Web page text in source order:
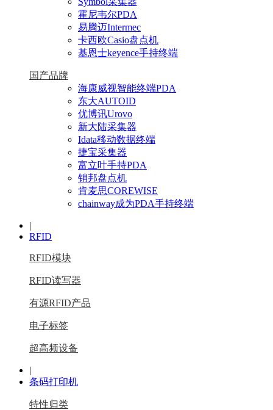
霍尼韦尔PDA
易腾迈Intermec
卡西欧Casio盘点机
基恩士keyence手持终端
国产品牌
海康威视智能终端PDA
东大AUTOID
优博讯Urovo
新大陆采集器
Idata移动数据终端
捷宝采集器
富立叶手持PDA
销邦盘点机
肯麦思COREWISE
chainway成为PDA手持终端
|
RFID
RFID模块
RFID读写器
有源RFID产品
电子标签
超高频设备
|
条码打印机
特性归类